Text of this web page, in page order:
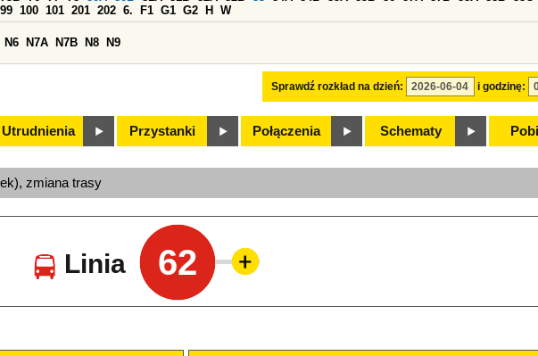
Sprawdź rozkład na dzień: i godzinę:
99 100 101 201 202 6. F1 G1 G2 H W
N6 N7A N7B N8 N9
Utrudnienia Przystanki Połączenia Schematy
zmiana trasy
Linia 62